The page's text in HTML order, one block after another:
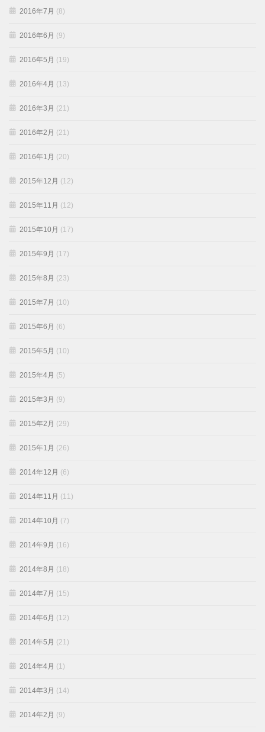
2016年7月 (8)
2016年6月 (9)
2016年5月 (19)
2016年4月 (13)
2016年3月 (21)
2016年2月 (21)
2016年1月 (20)
2015年12月 (12)
2015年11月 (12)
2015年10月 (17)
2015年9月 (17)
2015年8月 (23)
2015年7月 (10)
2015年6月 (6)
2015年5月 (10)
2015年4月 (5)
2015年3月 (9)
2015年2月 (29)
2015年1月 (26)
2014年12月 (6)
2014年11月 (11)
2014年10月 (7)
2014年9月 (16)
2014年8月 (18)
2014年7月 (15)
2014年6月 (12)
2014年5月 (21)
2014年4月 (1)
2014年3月 (14)
2014年2月 (9)